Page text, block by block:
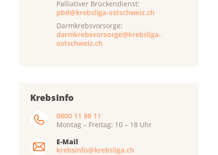
Palliativer Brückendienst:
pbd@krebsliga-ostschweiz.ch
Darmkrebsvorsorge:
darmkrebsvorsorge@krebsliga-
ostschweiz.ch
KrebsInfo
0800 11 88 11
Montag – Freitag: 10 – 18 Uhr
E-Mail
krebsinfo@krebsliga.ch